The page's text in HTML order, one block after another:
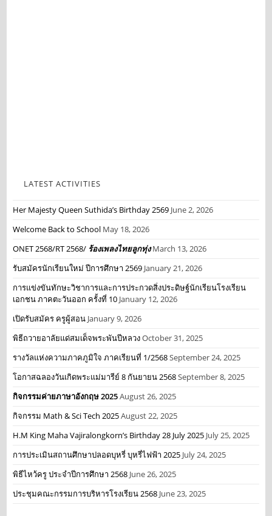
LATEST ACTIVITIES
Her Majesty Queen Suthida’s Birthday 2569 June 2, 2026
Welcome Back to School May 18, 2026
ONET 2568/RT 2568/ ร้องเพลงไทยลูกทุ่ง March 13, 2026
รับสมัครนักเรียนใหม่ ปีการศึกษา 2569 January 21, 2026
การแข่งขันทักษะวิชาการและการประกวดสิ่งประดิษฐ์นักเรียนโรงเรียน
เอกชน ภาคตะวันออก ครั้งที่ 10 January 12, 2026
เปิดรับสมัคร ครูผู้สอน January 9, 2026
พิธีถวายอาลัยแด่สมเด็จพระพันปีหลวงOctober 31, 2025
รางวัลแห่งความภาคภูมิใจ ภาคเรียนที่ 1/2568September 24, 2025
โอกาสฉลองวันเกิดพระแม่มารีย์ 8 กันยายน 2568September 8, 2025
กิจกรรมค่ายภาษาอังกฤษ 2025August 26, 2025
กิจกรรม Math & Sci Tech 2025August 22, 2025
H.M King Maha Vajiralongkorn’s Birthday 28 July 2025 July 25, 2025
การประเมินสถานศึกษาปลอดบุหรี่ บุหรี่ไฟฟ้า 2025 July 24, 2025
พิธีไหว้ครู ประจำปีการศึกษา 2568 June 26, 2025
ประชุมคณะกรรมการบริหารโรงเรียน 2568 June 23, 2025